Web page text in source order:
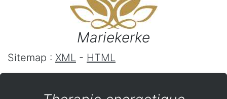
Mariekerke
Sitemap : XML - HTML